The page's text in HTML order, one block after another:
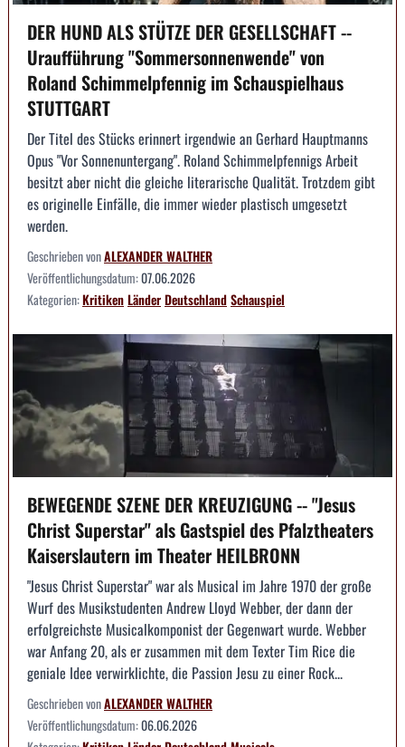
DER HUND ALS STÜTZE DER GESELLSCHAFT --
Uraufführung "Sommersonnenwende" von
Roland Schimmelpfennig im Schauspielhaus
STUTTGART
Der Titel des Stücks erinnert irgendwie an Gerhard Hauptmanns
Opus "Vor Sonnenuntergang". Roland Schimmelpfennigs Arbeit
besitzt aber nicht die gleiche literarische Qualität. Trotzdem gibt
es originelle Einfälle, die immer wieder plastisch umgesetzt
werden.
Geschrieben vonALEXANDER WALTHER
Veröffentlichungsdatum:07.06.2026
Kategorien:KritikenLänderDeutschlandSchauspiel
BEWEGENDE SZENE DER KREUZIGUNG -- "Jesus
Christ Superstar" als Gastspiel des Pfalztheaters
Kaiserslautern im Theater HEILBRONN
"Jesus Christ Superstar" war als Musical im Jahre 1970 der große
Wurf des Musikstudenten Andrew Lloyd Webber, der dann der
erfolgreichste Musicalkomponist der Gegenwart wurde. Webber
war Anfang 20, als er zusammen mit dem Texter Tim Rice die
geniale Idee verwirklichte, die Passion Jesu zu einer Rock...
Geschrieben vonALEXANDER WALTHER
Veröffentlichungsdatum:06.06.2026